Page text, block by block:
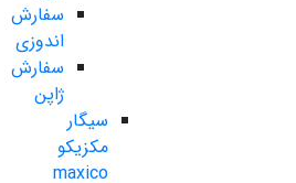
سفارش
اندوزی
سفارش
ژاپن
سیگار
مکزیکو
maxico